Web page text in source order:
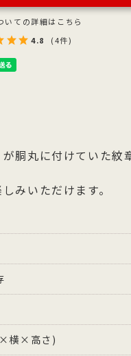
いての詳細はこちら
4.8
(4件)
胴丸に付けていた紋
みいただけます。
横×高さ)